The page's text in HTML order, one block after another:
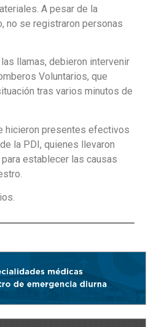
A pesar de la
no se registraron personas
llamas, debieron intervenir
Voluntarios, que
tras varios minutos de
hicieron presentes efectivos
la PDI, quienes llevaron
establecer las causas